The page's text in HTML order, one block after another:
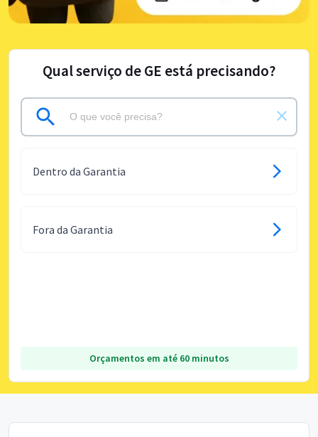
Qual serviço de GE está precisando?
Dentro da Garantia
Fora da Garantia
Orçamentos em até 60 minutos